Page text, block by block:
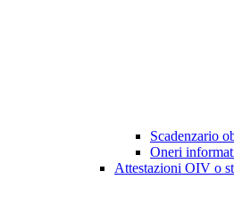
Scadenzario
Oneri
Attestazioni OIV o